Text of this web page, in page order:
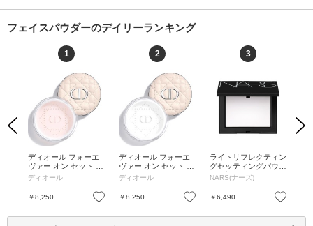
フェイスパウダーのデイリーランキング
Previous
お気に入り
1
ディオール フォーエ
ヴァー オン セット パ
ウダー / 05 クリスタ
リスタル ピンク / 20g
ディオール
￥8,250 お気に入り
2
ディオール フォーエ
ヴァー オン セット パ
ウダー / 00 トランス
トランスルーセント /
20g
ディオール
￥8,250 お気に入り
3
ライトリフレクティン
グセッティングパウダ
ー プレスト N / 5894
CRYSTAL / 5894 CRY
STAL
NARS(ナーズ)
￥6,490
Next